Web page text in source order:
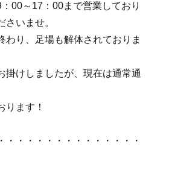
00～17：00まで営業しており
さいませ。
わり、足場も解体されておりま
掛けしましたが、現在は通常通
ります！
・・・・・・・・・・・・・・